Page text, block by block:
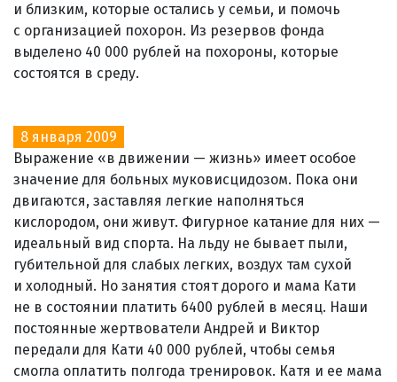
и близким, которые остались у семьи, и помочь
с организацией похорон. Из резервов фонда
выделено 40 000 рублей на похороны, которые
состоятся в среду.
8 января 2009
Выражение «в движении — жизнь» имеет особое
значение для больных муковисцидозом. Пока они
двигаются, заставляя легкие наполняться
кислородом, они живут. Фигурное катание для них —
идеальный вид спорта. На льду не бывает пыли,
губительной для слабых легких, воздух там сухой
и холодный. Но занятия стоят дорого и мама Кати
не в состоянии платить 6400 рублей в месяц. Наши
постоянные жертвователи Андрей и Виктор
передали для Кати 40 000 рублей, чтобы семья
смогла оплатить полгода тренировок. Катя и ее мама